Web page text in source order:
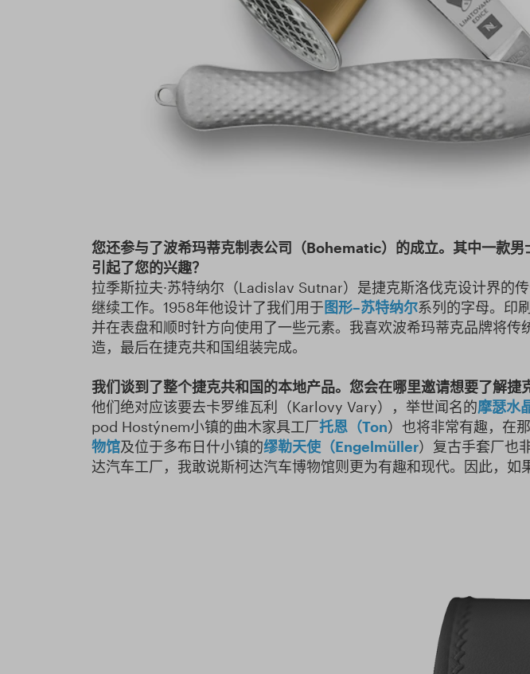
您还参与了波希玛蒂克制表公司（Bohematic）的成立。其中一款
引起了您的兴趣？
拉季斯拉夫·苏特纳尔（Ladislav Sutnar）是捷克斯洛伐克设计界的
继续工作。1958年他设计了我们用于图形–苏特纳尔系列的字母。印
并在表盘和顺时针方向使用了一些元素。我喜欢波希玛蒂克品牌将
造，最后在捷克共和国组装完成。
我们谈到了整个捷克共和国的本地产品。您会在哪里邀请想要了解捷
他们绝对应该要去卡罗维瓦利（Karlovy Vary），举世闻名的摩瑟水
pod Hostýnem小镇的曲木家具工厂托恩（Ton）也将非常有趣，在
物馆及位于多布日什小镇的缪勒天使（Engelmüller）复古手套厂也
达汽车工厂，我敢说斯柯达汽车博物馆则更为有趣和现代。因此，如